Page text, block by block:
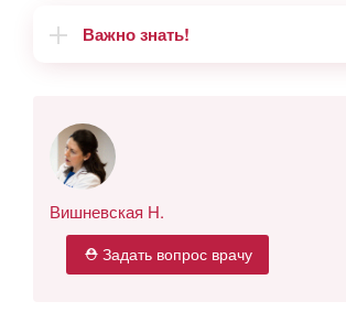
Важно знать!
Вишневская Н.
⛑ Задать вопрос врачу